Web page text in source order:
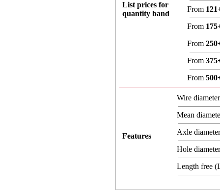
List prices for
quantity band
From
From
From
From
From
Features
Wire
Mean
Axle
Hole
Length free